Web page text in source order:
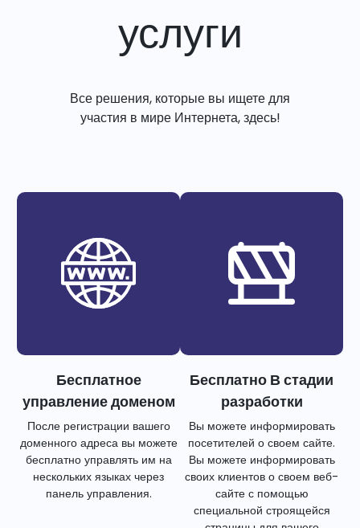
услуги
Все решения, которые вы ищете для
участия в мире Интернета, здесь!
Бесплатное
управление доменом
После регистрации вашего
доменного адреса вы можете
бесплатно управлять им на
нескольких языках через
панель управления.
Бесплатно В стадии
разработки
Вы можете информировать
посетителей о своем сайте.
Вы можете информировать
своих клиентов о своем веб-
сайте с помощью
специальной строящейся